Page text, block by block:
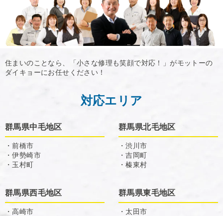
住まいのことなら、「小さな修理も笑顔で対応！」がモットーの
ダイキョーにお任せください！
対応エリア
群馬県中毛地区
・前橋市
・伊勢崎市
・玉村町
群馬県北毛地区
・渋川市
・吉岡町
・榛東村
群馬県西毛地区
・高崎市
群馬県東毛地区
・太田市